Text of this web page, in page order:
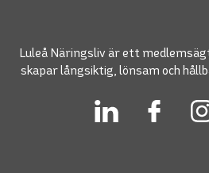
Luleå Näringsliv är ett
skapar långsiktig, lönsam och